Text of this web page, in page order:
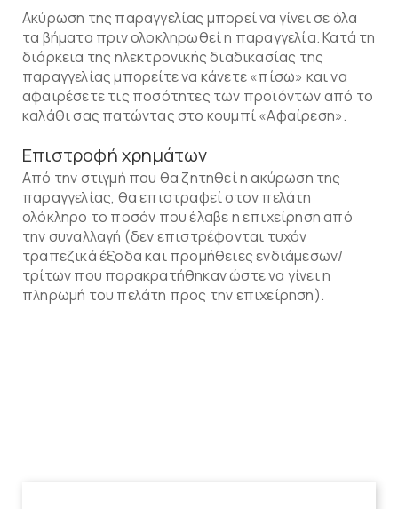
Ακύρωση της παραγγελίας μπορεί να γίνει σε όλα
τα βήματα πριν ολοκληρωθεί η παραγγελία. Κατά τη
διάρκεια της ηλεκτρονικής διαδικασίας της
παραγγελίας μπορείτε να κάνετε «πίσω» και να
αφαιρέσετε τις ποσότητες των προϊόντων από το
καλάθι σας πατώντας στο κουμπί «Αφαίρεση».
Επιστροφή χρημάτων
Από την στιγμή που θα ζητηθεί η ακύρωση της
παραγγελίας, θα επιστραφεί στον πελάτη
ολόκληρο το ποσόν που έλαβε η επιχείρηση από
την συναλλαγή (δεν επιστρέφονται τυχόν
τραπεζικά έξοδα και προμήθειες ενδιάμεσων/
τρίτων που παρακρατήθηκαν ώστε να γίνει η
πληρωμή του πελάτη προς την επιχείρηση).